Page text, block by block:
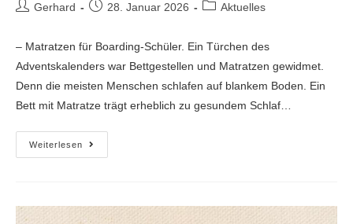
Gerhard 28. Januar 2026 Aktuelles
– Matratzen für Boarding-Schüler. Ein Türchen des
Adventskalenders war Bettgestellen und Matratzen gewidmet.
Denn die meisten Menschen schlafen auf blankem Boden. Ein
Bett mit Matratze trägt erheblich zu gesundem Schlaf…
Weiterlesen